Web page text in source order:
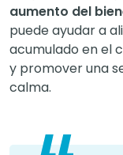
aumento del
puede ayudar a
acumulado en el
y promover una
calma.